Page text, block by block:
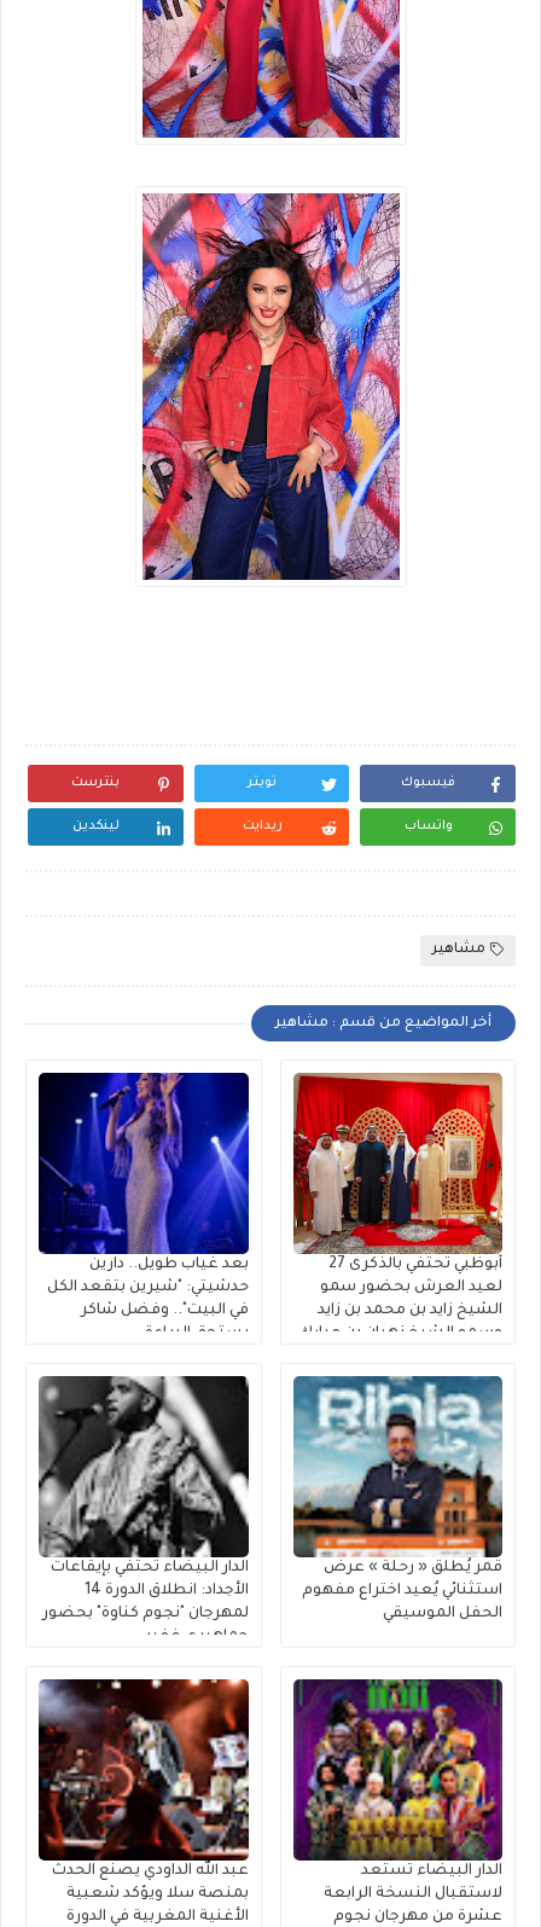
فيسبوك تويتر بنترست
واتساب ريدايت لينكدين
مشاهير
أخر المواضيع من قسم : مشاهير
أبوظبي تحتفي بالذكرى 27
لعيد العرش بحضور سمو
الشيخ زايد بن محمد بن زايد
وسمو الشيخ نهيان بن مبارك
بعد غياب طويل.. دارين
حدشيتي: "شيرين بتقعد الكل
في البيت".. وفضل شاكر
يستحق البراءة
قمر يُطلق « رحلة » عرضٌ
استثنائي يُعيد اختراع مفهوم
الحفل الموسيقي
الدار البيضاء تحتفي بإيقاعات
الأجداد: انطلاق الدورة 14
لمهرجان "نجوم كناوة" بحضور
جماهيري غفير
الدار البيضاء تستعد
لاستقبال النسخة الرابعة
عشرة من مهرجان نجوم
عبد الله الداودي يصنع الحدث
بمنصة سلا ويؤكد شعبية
الأغنية المغربية في الدورة